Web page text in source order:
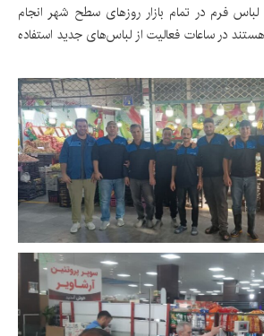
فرم در تمام بازار روزهای سطح شهر انجام
در ساعات فعالیت از لباس‌های جدید استفاده